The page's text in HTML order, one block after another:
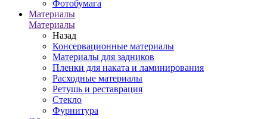
Фотобумага
Материалы
Материалы
Назад
Консервационные материалы
Материалы для задников
Пленки для наката и ламинирования
Расходные материалы
Ретушь и реставрация
Стекло
Фурнитура